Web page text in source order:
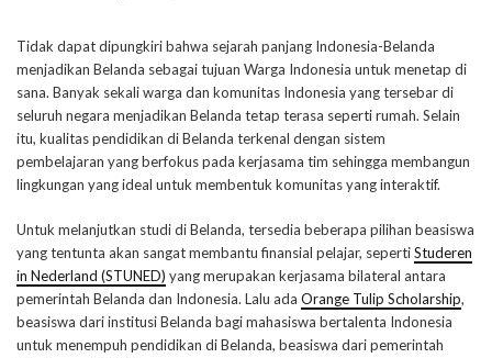
Tidak dapat dipungkiri bahwa sejarah panjang Indonesia-Belanda
menjadikan Belanda sebagai tujuan Warga Indonesia untuk menetap di
sana. Banyak sekali warga dan komunitas Indonesia yang tersebar di
seluruh negara menjadikan Belanda tetap terasa seperti rumah. Selain
itu, kualitas pendidikan di Belanda terkenal dengan sistem
pembelajaran yang berfokus pada kerjasama tim sehingga membangun
lingkungan yang ideal untuk membentuk komunitas yang interaktif.
Untuk melanjutkan studi di Belanda, tersedia beberapa pilihan beasiswa
yang tentunta akan sangat membantu finansial pelajar, sepertiStuderen
in Nederland (STUNED) yang merupakan kerjasama bilateral antara
pemerintah Belanda dan Indonesia. Lalu ada Orange Tulip Scholarship,
beasiswa dari institusi Belanda bagi mahasiswa bertalenta Indonesia
untuk menempuh pendidikan di Belanda, beasiswa dari pemerintah